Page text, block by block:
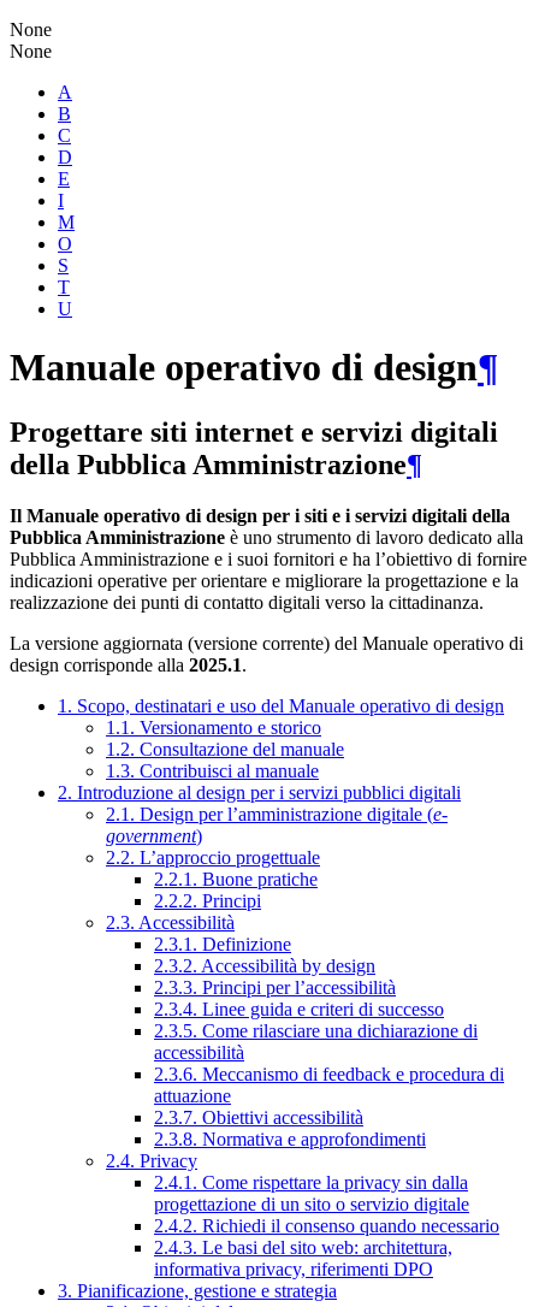
None
None
A
B
C
D
E
I
M
O
S
T
U
Manuale operativo di design¶
Progettare siti internet e servizi digitali
della Pubblica Amministrazione¶
Il Manuale operativo di design per i siti e i servizi digitali della
Pubblica Amministrazione è uno strumento di lavoro dedicato alla
Pubblica Amministrazione e i suoi fornitori e ha l’obiettivo di fornire
indicazioni operative per orientare e migliorare la progettazione e la
realizzazione dei punti di contatto digitali verso la cittadinanza.
La versione aggiornata (versione corrente) del Manuale operativo di
design corrisponde alla 2025.1.
1. Scopo, destinatari e uso del Manuale operativo di design
1.1. Versionamento e storico
1.2. Consultazione del manuale
1.3. Contribuisci al manuale
2. Introduzione al design per i servizi pubblici digitali
2.1. Design per l’amministrazione digitale (e-
government)
2.2. L’approccio progettuale
2.2.1. Buone pratiche
2.2.2. Principi
2.3. Accessibilità
2.3.1. Definizione
2.3.2. Accessibilità by design
2.3.3. Principi per l’accessibilità
2.3.4. Linee guida e criteri di successo
2.3.5. Come rilasciare una dichiarazione di
accessibilità
2.3.6. Meccanismo di feedback e procedura di
attuazione
2.3.7. Obiettivi accessibilità
2.3.8. Normativa e approfondimenti
2.4. Privacy
2.4.1. Come rispettare la privacy sin dalla
progettazione di un sito o servizio digitale
2.4.2. Richiedi il consenso quando necessario
2.4.3. Le basi del sito web: architettura,
informativa privacy, riferimenti DPO
3. Pianificazione, gestione e strategia